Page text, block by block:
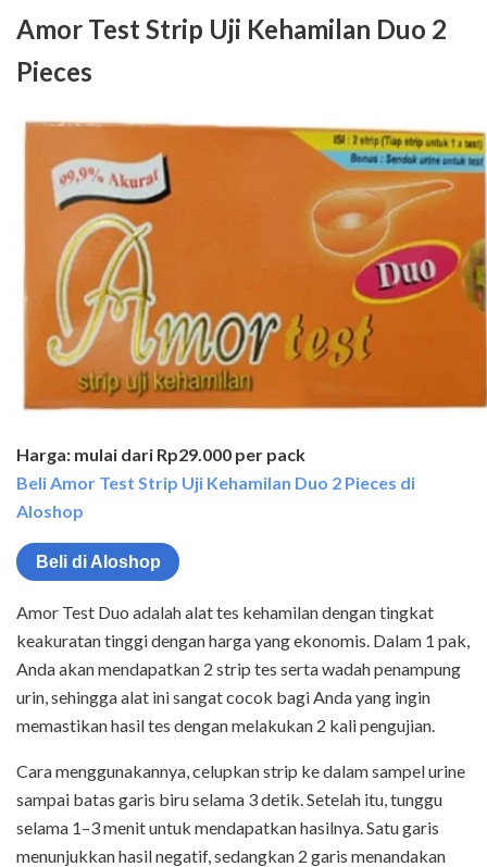
Amor Test Strip Uji Kehamilan Duo 2
Pieces
Harga: mulai dari Rp29.000 per pack
Beli Amor Test Strip Uji Kehamilan Duo 2 Pieces di
Aloshop
Beli di Aloshop
Amor Test Duo adalah alat tes kehamilan dengan tingkat
keakuratan tinggi dengan harga yang ekonomis. Dalam 1 pak,
Anda akan mendapatkan 2 strip tes serta wadah penampung
urin, sehingga alat ini sangat cocok bagi Anda yang ingin
memastikan hasil tes dengan melakukan 2 kali pengujian.
Cara menggunakannya, celupkan strip ke dalam sampel urine
sampai batas garis biru selama 3 detik. Setelah itu, tunggu
selama 1–3 menit untuk mendapatkan hasilnya. Satu garis
menunjukkan hasil negatif, sedangkan 2 garis menandakan